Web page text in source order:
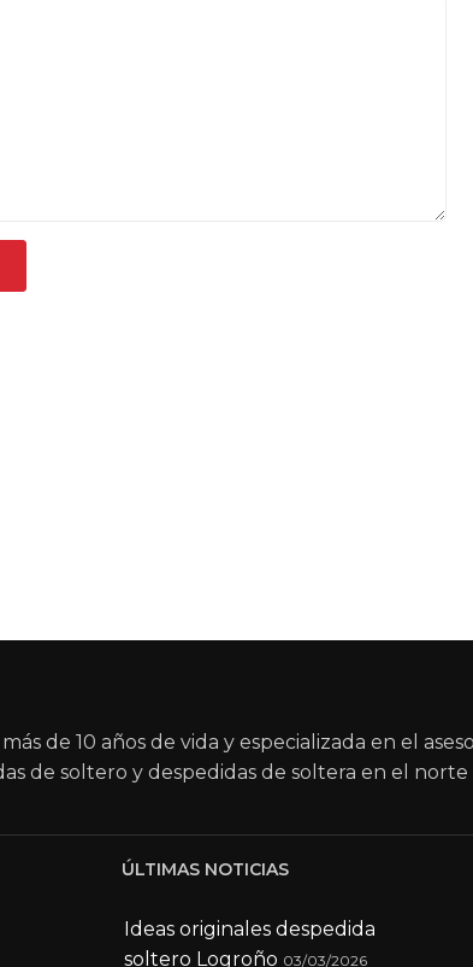
de 10 años de vida y especializada en el
de soltero y despedidas de soltera en el norte
ÚLTIMAS NOTICIAS
Ideas originales despedida
soltero Logroño 03/03/2026